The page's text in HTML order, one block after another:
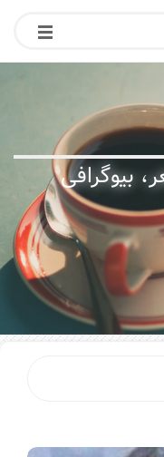
بیوگرافی